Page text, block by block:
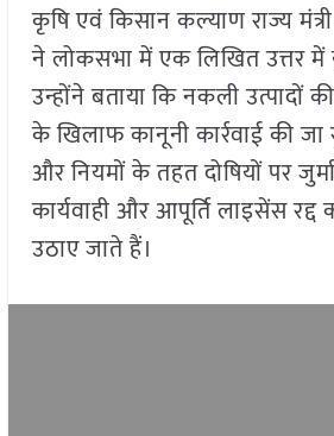
कृषि एवं किसान कल्याण राज्य
ने लोकसभा में एक लिखित उत्तर में
उन्होंने बताया कि नकली उत्पादों
के खिलाफ कानूनी कार्रवाई की जा
और नियमों के तहत दोषियों पर
कार्यवाही और आपूर्ति लाइसेंस
उठाए जाते हैं।